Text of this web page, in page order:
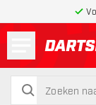
zoeken
zoeken